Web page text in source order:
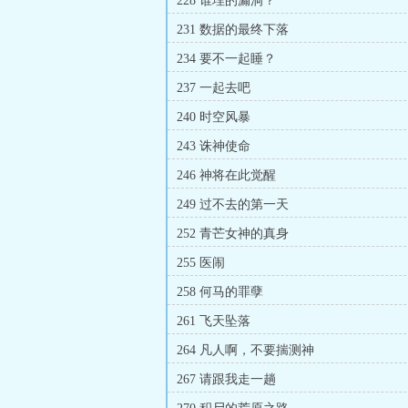
231 数据的最终下落
234 要不一起睡？
237 一起去吧
240 时空风暴
243 诛神使命
246 神将在此觉醒
249 过不去的第一天
252 青芒女神的真身
255 医闹
258 何马的罪孽
261 飞天坠落
264 凡人啊，不要揣测神
267 请跟我走一趟